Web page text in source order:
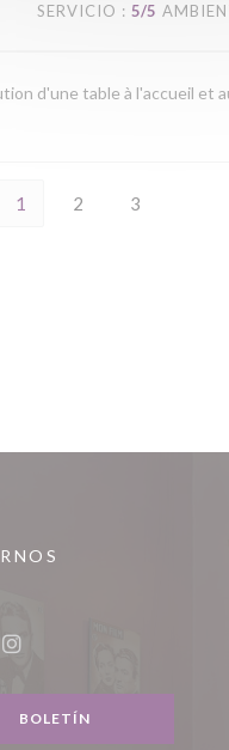
SERVICIO : 5/5
d'une table à l'accueil et
1 2 3
BOLETÍN